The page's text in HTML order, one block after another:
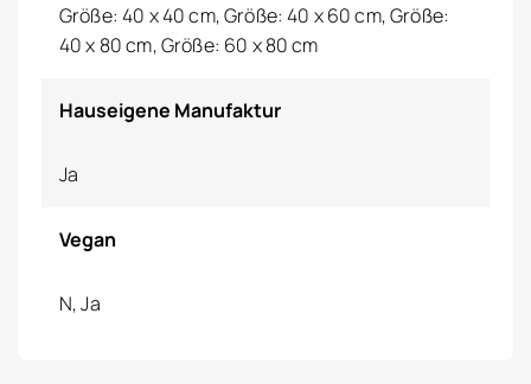
Größe: 40 x 40 cm, Größe: 40 x 60 cm, Größe:
40 x 80 cm, Größe: 60 x 80 cm
Hauseigene Manufaktur
Ja
Vegan
N, Ja